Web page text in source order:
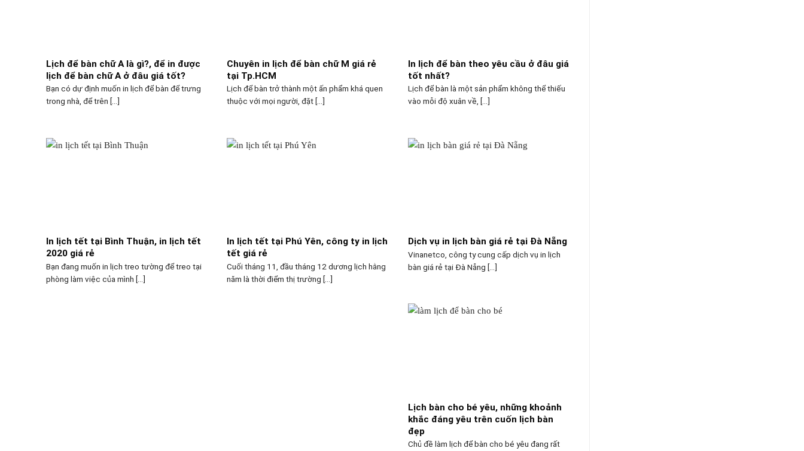
Lịch để bàn chữ A là gì?, để in được
lịch để bàn chữ A ở đâu giá tốt?
Bạn có dự định muốn in lịch để bàn để trưng
trong nhà, để trên [...]
Chuyên in lịch để bàn chữ M giá rẻ
tại Tp.HCM
Lịch để bàn trở thành một ấn phẩm khá quen
thuộc với mọi người, đặt [...]
In lịch để bàn theo yêu cầu ở đâu giá
tốt nhất?
Lịch để bàn là một sản phẩm không thể thiếu
vào mỗi độ xuân về, [...]
In lịch tết tại Bình Thuận, in lịch tết
2020 giá rẻ
Bạn đang muốn in lịch treo tường để treo tại
phòng làm việc của mình [...]
In lịch tết tại Phú Yên, công ty in lịch
tết giá rẻ
Cuối tháng 11, đầu tháng 12 dương lịch hằng
năm là thời điểm thị trường [...]
Dịch vụ in lịch bàn giá rẻ tại Đà Nẵng
Vinanetco, công ty cung cấp dịch vụ in lịch
bàn giá rẻ tại Đà Nẵng [...]
Lịch bàn cho bé yêu, những khoảnh
khắc đáng yêu trên cuốn lịch bàn
đẹp
Chủ đề làm lịch để bàn cho bé yêu đang rất